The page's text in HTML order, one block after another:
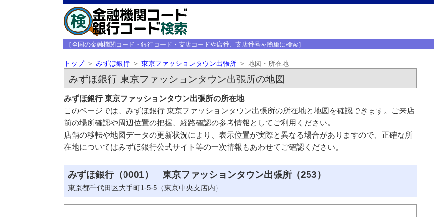
［全国の金融機関コード・銀行コード・支店コードや店番、支店番号を簡単に検索］
トップ みずほ銀行 東京ファッションタウン出張所 地図・所在地
みずほ銀行 東京ファッションタウン出張所の地図
みずほ銀行 東京ファッションタウン出張所の所在地
このページでは、みずほ銀行 東京ファッションタウン出張所の所在地と地図を確認できます。ご来店
前の場所確認や周辺位置の把握、経路確認の参考情報としてご利用ください。
店舗の移転や地図データの更新状況により、表示位置が実際と異なる場合がありますので、正確な所
在地についてはみずほ銀行公式サイト等の一次情報もあわせてご確認ください。
みずほ銀行（0001） 東京ファッションタウン出張所（253）
東京都千代田区大手町1-5-5（東京中央支店内）